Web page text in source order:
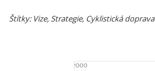
Štítky: Vize, Strategie, Cyklistická doprava